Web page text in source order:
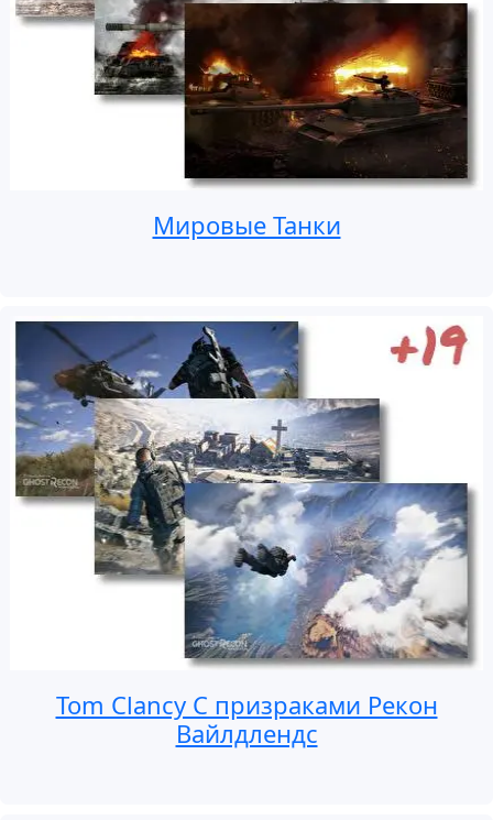
Мировые Танки
Tom Clancy С призраками Рекон
Вайлдлендс